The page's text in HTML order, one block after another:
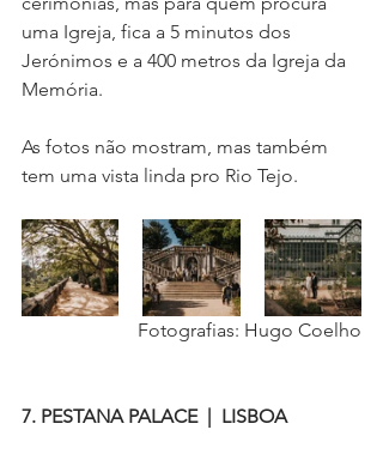
uma Igreja, fica a 5 minutos dos
Jerónimos e a 400 metros da Igreja da
Memória.
As fotos não mostram, mas também
tem uma vista linda pro Rio Tejo.
Fotografias: Hugo Coelho
7. PESTANA PALACE  |  LISBOA